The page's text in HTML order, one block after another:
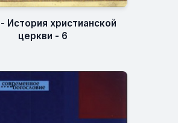
История христианской
церкви - 6